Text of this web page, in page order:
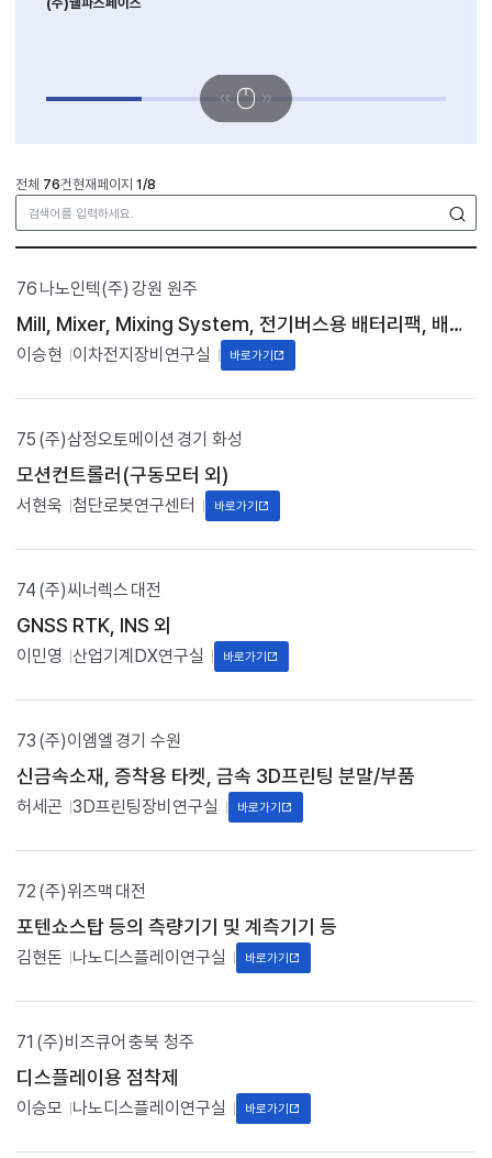
전체 76건 현재페이지 1/8
m
y
업
황
록
입
니
.
호
기
업
역
주
생
품
당
연
구
계
연
련
76 나노인텍(주) 강원 원주
Mill, Mixer, Mixing System, 전기버스용 배터리팩, 배터리 모듈, Electric GPU
이승현 이차전지장비연구실 바로가기
75 (주)삼정오토메이션 경기 화성
모션컨트롤러(구동모터 외)
서현욱 첨단로봇연구센터 바로가기
74 (주)씨너렉스 대전
GNSS RTK, INS 외
이민영 산업기계DX연구실 바로가기
73 (주)이엠엘 경기 수원
신금속소재, 증착용 타켓, 금속 3D프린팅 분말/부품
허세곤 3D프린팅장비연구실 바로가기
72 (주)위즈맥 대전
포텐쇼스탑 등의 측량기기 및 계측기기 등
김현돈 나노디스플레이연구실 바로가기
71 (주)비즈큐어 충북 청주
디스플레이용 점착제
이승모 나노디스플레이연구실 바로가기